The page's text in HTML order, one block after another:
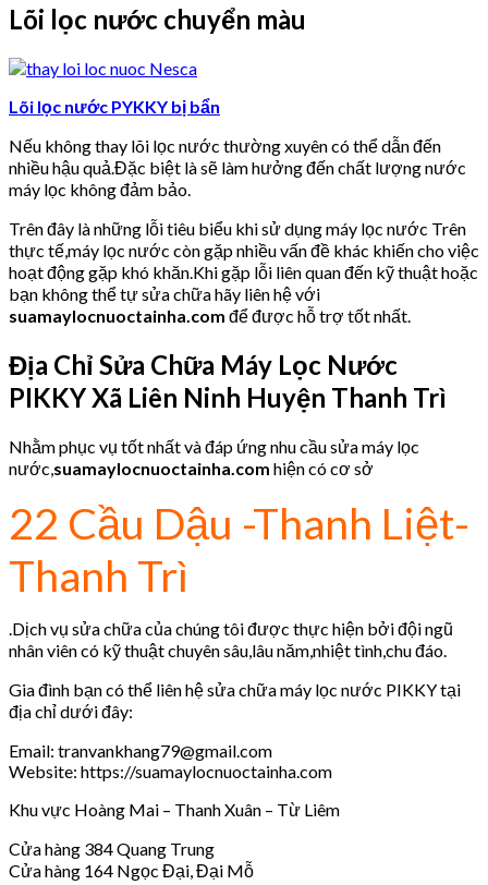
Lõi lọc nước chuyển màu
Lõi lọc nước PYKKY bị bẩn
Nếu không thay lõi lọc nước thường xuyên có thể dẫn đến
nhiều hậu quả.Đặc biệt là sẽ làm hưởng đến chất lượng nước
máy lọc không đảm bảo.
Trên đây là những lỗi tiêu biểu khi sử dụng máy lọc nước Trên
thực tế,máy lọc nước còn gặp nhiều vấn đề khác khiến cho việc
hoạt động gặp khó khăn.Khi gặp lỗi liên quan đến kỹ thuật hoặc
bạn không thể tự sửa chữa hãy liên hệ với
suamaylocnuoctainha.com để được hỗ trợ tốt nhất.
Địa Chỉ Sửa Chữa Máy Lọc Nước
PIKKYXã Liên Ninh Huyện Thanh Trì
Nhằm phục vụ tốt nhất và đáp ứng nhu cầu sửa máy lọc
nước, suamaylocnuoctainha.com hiện có cơ sở
22 Cầu Dậu -Thanh Liệt-
Thanh Trì
.Dịch vụ sửa chữa của chúng tôi được thực hiện bởi đội ngũ
nhân viên có kỹ thuật chuyên sâu,lâu năm,nhiệt tình,chu đáo.
Gia đình bạn có thể liên hệ sửa chữa máy lọc nước PIKKY tại
địa chỉ dưới đây:
Email: tranvankhang79@gmail.com
Website: https://suamaylocnuoctainha.com
Khu vực Hoàng Mai – Thanh Xuân – Từ Liêm
Cửa hàng 384 Quang Trung
Cửa hàng 164 Ngọc Đại, Đại Mỗ